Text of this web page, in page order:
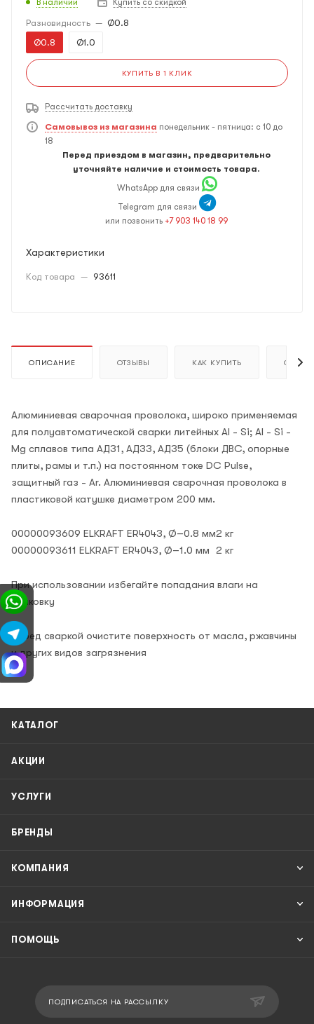
Купить со скидкой
Разновидность — Ø0.8
Ø0.8
Ø1.0
КУПИТЬ В 1 КЛИК
Рассчитать доставку
Самовывоз из магазина понедельник - пятница: с 10 до
18
Перед приездом в магазин, предварительно
уточняйте наличие и стоимость товара.
WhatsApp для связи
Telegram для связи
или позвонить +7 903 140 18 99
Характеристики
Код товара — 93611
ОПИСАНИЕ ОТЗЫВЫ КАК КУПИТЬ ОПЛАТА
Алюминиевая сварочная проволока, широко применяемая
для полуавтоматической сварки литейных Al - Si; Al - Si -
Mg сплавов типа АД31, АД33, АД35 (блоки ДВС, опорные
плиты, рамы и т.п.) на постоянном токе DC Pulse,
защитный газ - Ar. Алюминиевая сварочная проволока в
пластиковой катушке диаметром 200 мм.
00000093609 ELKRAFT ER4043, Ø–0.8 мм2 кг
00000093611 ELKRAFT ER4043, Ø–1.0 мм 2 кг
При использовании избегайте попадания влаги на
упаковку
Перед сваркой очистите поверхность от масла, ржавчины
и других видов загрязнения
КАТАЛОГ
АКЦИИ
УСЛУГИ
БРЕНДЫ
КОМПАНИЯ
ИНФОРМАЦИЯ
ПОМОЩЬ
ПОДПИСАТЬСЯ НА РАССЫЛКУ